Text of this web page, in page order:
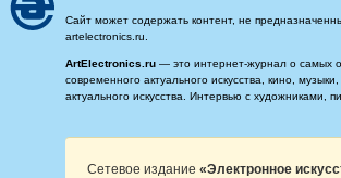
Сайт может содержать контент, не
artelectronics.ru.
ArtElectronics.ru — это интернет-журнал о самых
современного актуального искусства, кино,
актуального искусства. Интервью с художниками,
Сетевое издание «Электронное